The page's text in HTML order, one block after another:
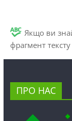
Якщо ви
фрагмент
ПРО НАС